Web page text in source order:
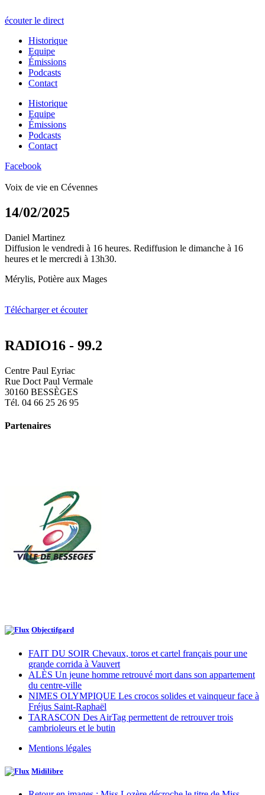
écouter le direct
Historique
Equipe
Émissions
Podcasts
Contact
Historique
Equipe
Émissions
Podcasts
Contact
Facebook
Voix de vie en Cévennes
14/02/2025
Daniel Martinez
Diffusion le vendredi à 16 heures. Rediffusion le dimanche à 16
heures et le mercredi à 13h30.
Mérylis, Potière aux Mages
Télécharger et écouter
RADIO16 - 99.2
Centre Paul Eyriac
Rue Doct Paul Vermale
30160 BESSÈGES
Tél. 04 66 25 26 95
Partenaires
Objectifgard
FAIT DU SOIR Chevaux, toros et cartel français pour une
grande corrida à Vauvert
ALÈS Un jeune homme retrouvé mort dans son appartement
du centre-ville
NIMES OLYMPIQUE Les crocos solides et vainqueur face à
Fréjus Saint-Raphaël
TARASCON Des AirTag permettent de retrouver trois
cambrioleurs et le butin
Mentions légales
Midilibre